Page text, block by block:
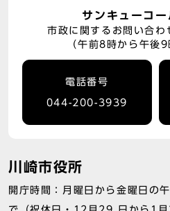
サンキューコー
市政に関するお問い合わ
（午前8時から午後
電話番号
044-200-3939
川崎市役所
開庁時間：月曜日から金曜日の